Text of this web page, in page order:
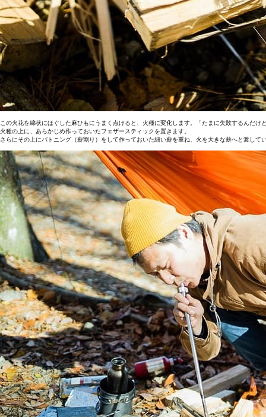
この火花を綿状にほぐした麻ひもにうまく点けると、火種に変化します。「たまに失敗するんだ
火種の上に、あらかじめ作っておいたフェザースティックを置きます。
さらにその上にバトニング（薪割り）をして作っておいた細い薪を重ね、火を大きな薪へと渡し